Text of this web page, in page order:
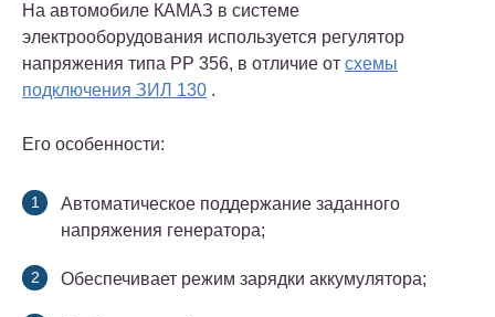
На автомобиле КАМАЗ в системе
электрооборудования используется регулятор
напряжения типа РР 356, в отличие от схемы
подключения ЗИЛ 130 .
Его особенности:
Автоматическое поддержание заданного
напряжения генератора;
Обеспечивает режим зарядки аккумулятора;